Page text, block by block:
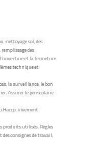
:nettoyage sol, des
des
et la fermeture
technique et
la surveillance, le bon
Assurer le périscolaire
Haccp. vivement
produits utilisés. Règles
des consignes de travail,